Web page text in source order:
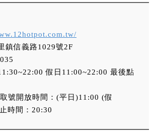
鎮信義路1029號2F
假日11:00~22:00 最後點
號開放時間：(平日)11:00 (假
時間：20:30